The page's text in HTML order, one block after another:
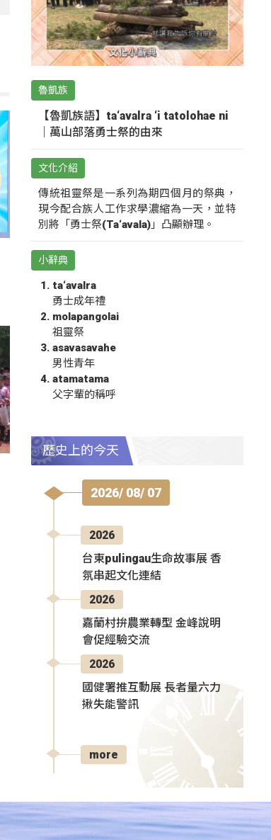
魯凱族
【魯凱族語】ta‘avalra ‘i tatolohae ni
｜萬山部落勇士祭的由來
文化介紹
傳統祖靈祭是一系列為期四個月的祭典，
現今配合族人工作求學濃縮為一天，並特
別將「勇士祭(Ta‘avala)」凸顯辦理。
小辭典
ta‘avalra
勇士成年禮
molapangolai
祖靈祭
asavasavahe
男性青年
atamatama
父字輩的稱呼
歷史上的今天
2026/ 08/ 07
2026
台東pulingau生命故事展 香
氛串起文化連結
2026
嘉蘭村拚農業轉型 金峰說明
會促經驗交流
2026
國健署推互動展 長者量六力
揪失能警訊
more